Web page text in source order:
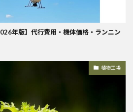
年版】代行費用・機体価格・ランニン
植物工場